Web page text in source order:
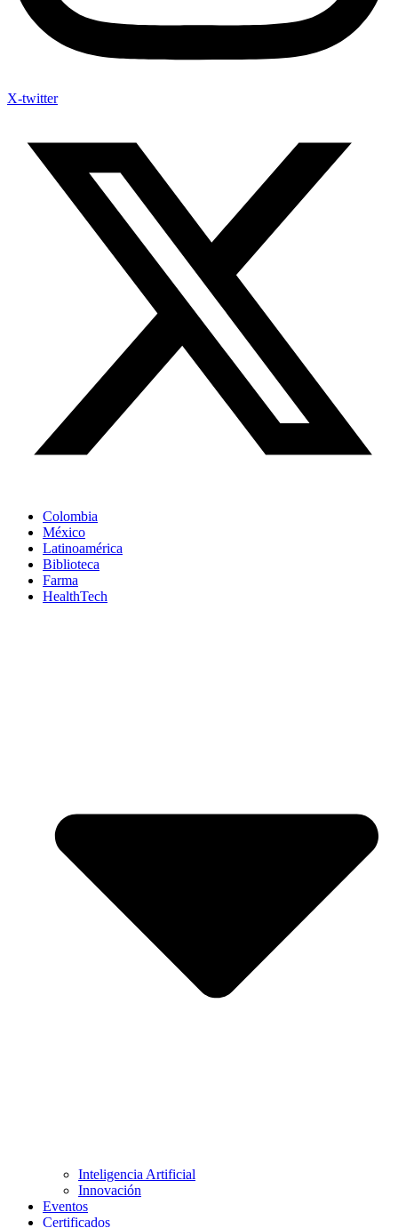
X-twitter
Colombia
México
Latinoamérica
Biblioteca
Farma
HealthTech
Inteligencia Artificial
Innovación
Eventos
Certificados